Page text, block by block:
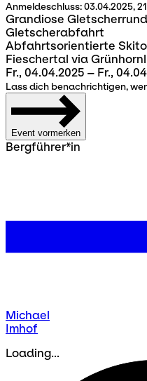
Anmeldeschluss:03.04.2025,
Grandiose
Gletscherabfahrt
Abfahrtsorientierte
Fieschertal via
Fr., 04.04.2025 – Fr.,
Lass dich benachrichtigen,
Event vormerken
Bergführer*in
Michael
Imhof
Loading...